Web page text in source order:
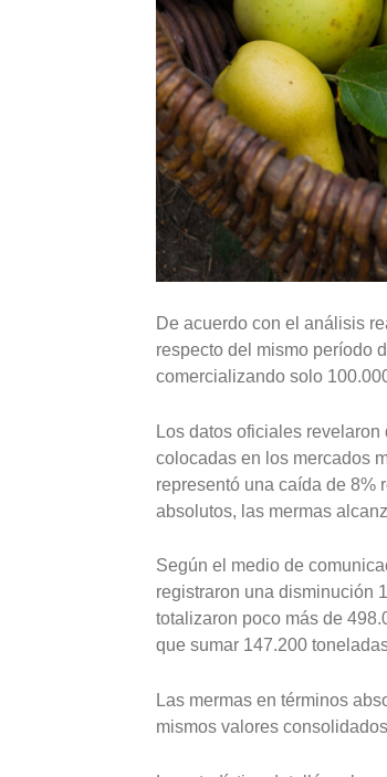
De acuerdo con el análisis
respecto del mismo período
comercializando solo
Los datos oficiales
colocadas en los mercados
representó una caída de 8%
absolutos, las mermas
Según el medio de
registraron una disminución
totalizaron poco más de
que sumar 147.200
Las mermas en términos
mismos valores